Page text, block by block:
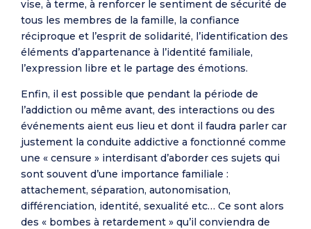
vise, à terme, à renforcer le sentiment de sécurité de
tous les membres de la famille, la confiance
réciproque et l’esprit de solidarité, l’identification des
éléments d’appartenance à l’identité familiale,
l’expression libre et le partage des émotions.
Enfin, il est possible que pendant la période de
l’addiction ou même avant, des interactions ou des
événements aient eus lieu et dont il faudra parler car
justement la conduite addictive a fonctionné comme
une « censure » interdisant d’aborder ces sujets qui
sont souvent d’une importance familiale :
attachement, séparation, autonomisation,
différenciation, identité, sexualité etc… Ce sont alors
des « bombes à retardement » qu’il conviendra de